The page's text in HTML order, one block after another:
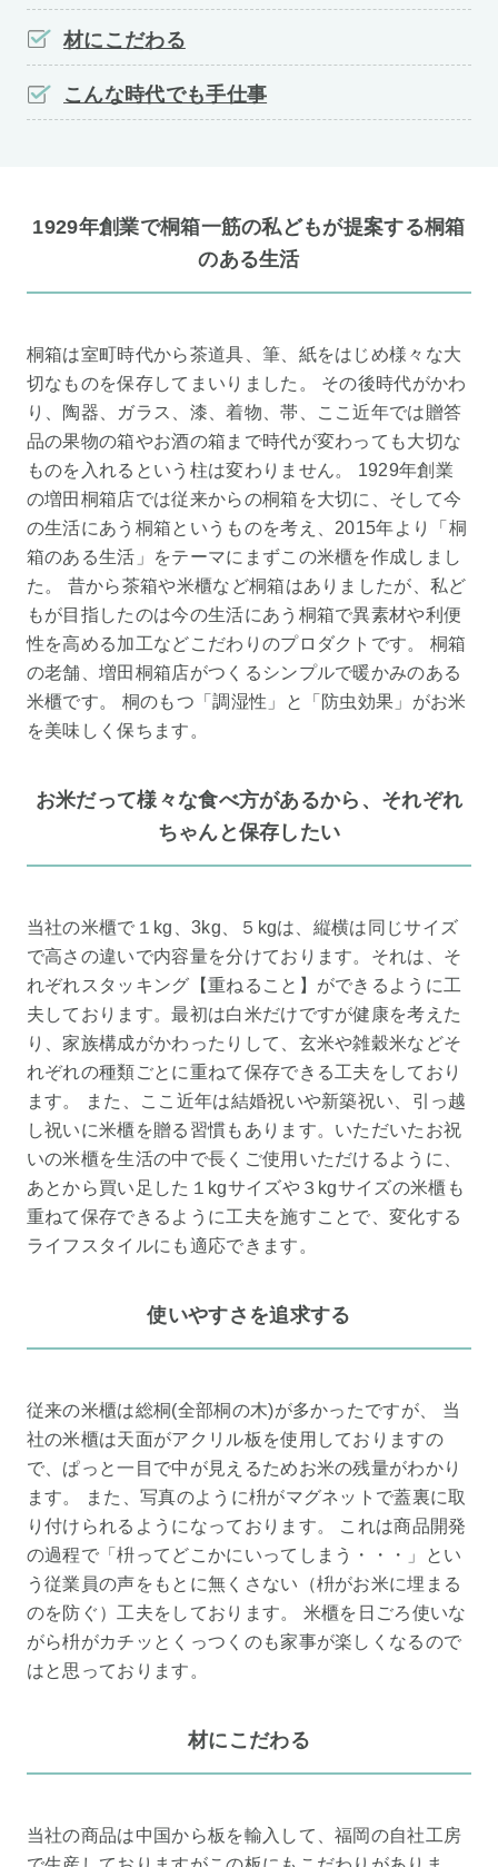
材にこだわる
こんな時代でも手仕事
1929年創業で桐箱一筋の私どもが提案する桐箱
のある生活
桐箱は室町時代から茶道具、筆、紙をはじめ様々な大
切なものを保存してまいりました。 その後時代がかわ
り、陶器、ガラス、漆、着物、帯、ここ近年では贈答
品の果物の箱やお酒の箱まで時代が変わっても大切な
ものを入れるという柱は変わりません。 1929年創業
の増田桐箱店では従来からの桐箱を大切に、そして今
の生活にあう桐箱というものを考え、2015年より「桐
箱のある生活」をテーマにまずこの米櫃を作成しまし
た。 昔から茶箱や米櫃など桐箱はありましたが、私ど
もが目指したのは今の生活にあう桐箱で異素材や利便
性を高める加工などこだわりのプロダクトです。 桐箱
の老舗、増田桐箱店がつくるシンプルで暖かみのある
米櫃です。 桐のもつ「調湿性」と「防虫効果」がお米
を美味しく保ちます。
お米だって様々な食べ方があるから、それぞれ
ちゃんと保存したい
当社の米櫃で１kg、3kg、５kgは、縦横は同じサイズ
で高さの違いで内容量を分けております。それは、そ
れぞれスタッキング【重ねること】ができるように工
夫しております。最初は白米だけですが健康を考えた
り、家族構成がかわったりして、玄米や雑穀米などそ
れぞれの種類ごとに重ねて保存できる工夫をしており
ます。 また、ここ近年は結婚祝いや新築祝い、引っ越
し祝いに米櫃を贈る習慣もあります。いただいたお祝
いの米櫃を生活の中で長くご使用いただけるように、
あとから買い足した１kgサイズや３kgサイズの米櫃も
重ねて保存できるように工夫を施すことで、変化する
ライフスタイルにも適応できます。
使いやすさを追求する
従来の米櫃は総桐(全部桐の木)が多かったですが、 当
社の米櫃は天面がアクリル板を使用しておりますの
で、ぱっと一目で中が見えるためお米の残量がわかり
ます。 また、写真のように枡がマグネットで蓋裏に取
り付けられるようになっております。 これは商品開発
の過程で「枡ってどこかにいってしまう・・・」とい
う従業員の声をもとに無くさない（枡がお米に埋まる
のを防ぐ）工夫をしております。 米櫃を日ごろ使いな
がら枡がカチッとくっつくのも家事が楽しくなるので
はと思っております。
材にこだわる
当社の商品は中国から板を輸入して、福岡の自社工房